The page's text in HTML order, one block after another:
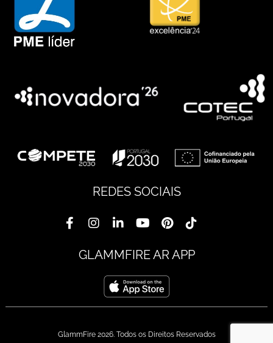
REDES SOCIAIS
GLAMMFIRE AR APP
GlammFire 2026. Todos os Direitos Reservados